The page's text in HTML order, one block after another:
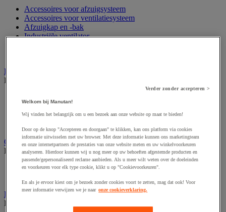
Accessoires voor afzuigsysteem
Accessoires voor ventilatiesysteem
Afzuigkap en -bak
Industriële ventilator
Laboratoriummeubilair
Bekijk de hele productgroep
Laboratoriumkast
Laboratoriumladekast
Opstapkruk, trap en ladder
Bekijk de hele productgroep
Ladder
Palletwagen
Bekijk de hele productgroep
Verder zonder accepteren >
Welkom bij Manutan!
Wij vinden het belangrijk om u een bezoek aan onze website op maat te bieden!
Door op de knop "Accepteren en doorgaan" te klikken, kan ons platform via cookies
informatie uitwisselen met uw browser. Met deze informatie kunnen ons marketingteam
en onze internetpartners de prestaties van onze website meten en uw winkelvoorkeuren
analyseren. Hierdoor kunnen wij u nog meer op uw behoeften afgestemde producten en
passende/gepersonaliseerd reclame aanbieden. Als u meer wilt weten over de doeleinden
en voorkeuren voor elk type cookie, klikt u op "Cookievoorkeuren".
En als je ervoor kiest om je bezoek zonder cookies voort te zetten, mag dat ook! Voor
meer informatie verwijzen we je naar onze cookieverklaring.